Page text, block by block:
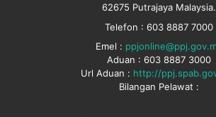
62675 Putrajaya Malaysia.
Telefon : 603 8887 7000
Emel :
Aduan : 603 8887 3000
Url Aduan : http://
Bilangan Pelawat :